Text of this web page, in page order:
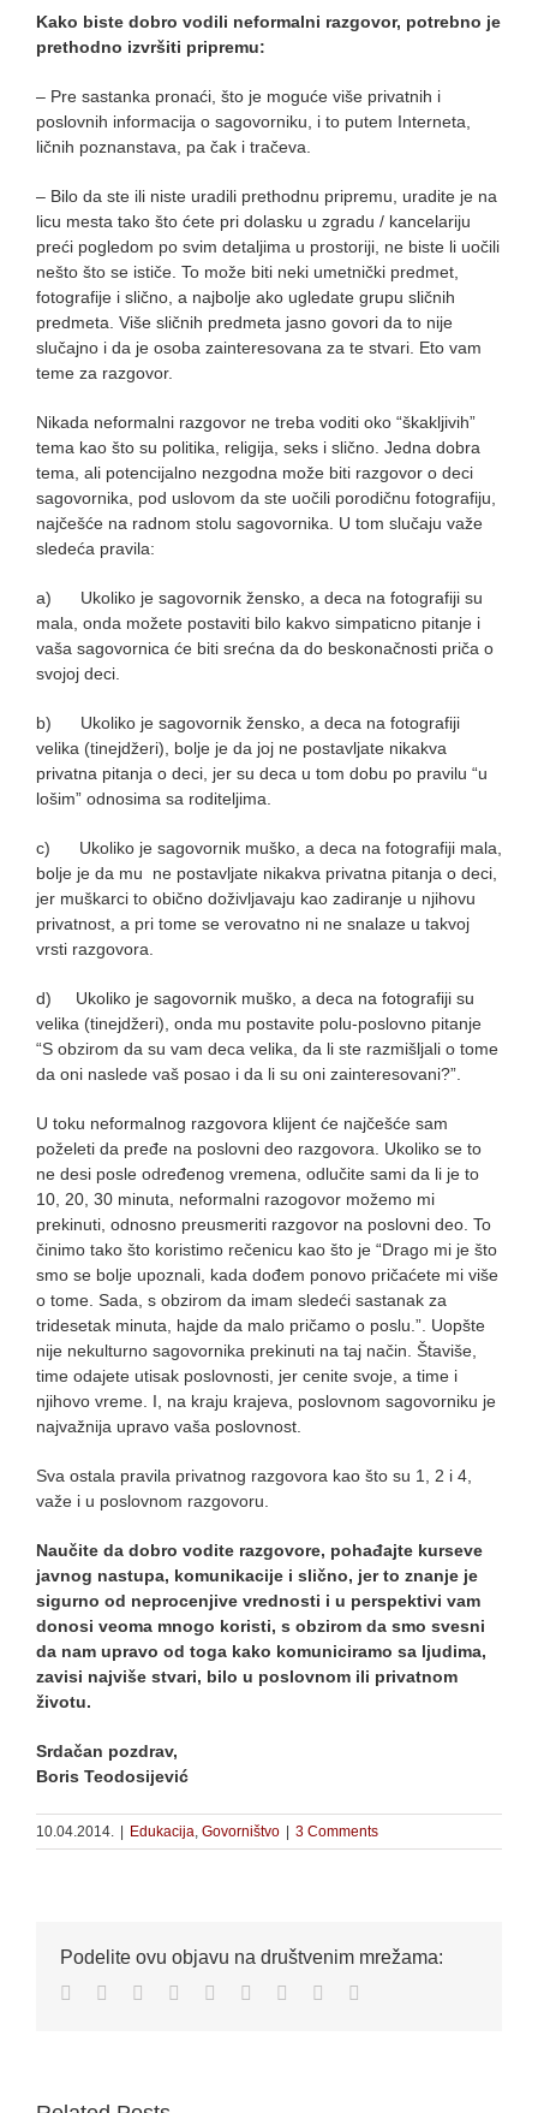
Kako biste dobro vodili neformalni razgovor, potrebno je
prethodno izvršiti pripremu:
– Pre sastanka pronaći, što je moguće više privatnih i
poslovnih informacija o sagovorniku, i to putem Interneta,
ličnih poznanstava, pa čak i tračeva.
– Bilo da ste ili niste uradili prethodnu pripremu, uradite je na
licu mesta tako što ćete pri dolasku u zgradu / kancelariju
preći pogledom po svim detaljima u prostoriji, ne biste li uočili
nešto što se ističe. To može biti neki umetnički predmet,
fotografije i slično, a najbolje ako ugledate grupu sličnih
predmeta. Više sličnih predmeta jasno govori da to nije
slučajno i da je osoba zainteresovana za te stvari. Eto vam
teme za razgovor.
Nikada neformalni razgovor ne treba voditi oko “škakljivih”
tema kao što su politika, religija, seks i slično. Jedna dobra
tema, ali potencijalno nezgodna može biti razgovor o deci
sagovornika, pod uslovom da ste uočili porodičnu fotografiju,
najčešće na radnom stolu sagovornika. U tom slučaju važe
sledeća pravila:
a) Ukoliko je sagovornik žensko, a deca na fotografiji su
mala, onda možete postaviti bilo kakvo simpaticno pitanje i
vaša sagovornica će biti srećna da do beskonačnosti priča o
svojoj deci.
b) Ukoliko je sagovornik žensko, a deca na fotografiji
velika (tinejdžeri), bolje je da joj ne postavljate nikakva
privatna pitanja o deci, jer su deca u tom dobu po pravilu “u
lošim” odnosima sa roditeljima.
c) Ukoliko je sagovornik muško, a deca na fotografiji mala,
bolje je da mu ne postavljate nikakva privatna pitanja o deci,
jer muškarci to obično doživljavaju kao zadiranje u njihovu
privatnost, a pri tome se verovatno ni ne snalaze u takvoj
vrsti razgovora.
d) Ukoliko je sagovornik muško, a deca na fotografiji su
velika (tinejdžeri), onda mu postavite polu-poslovno pitanje
“S obzirom da su vam deca velika, da li ste razmišljali o tome
da oni naslede vaš posao i da li su oni zainteresovani?”.
U toku neformalnog razgovora klijent će najčešće sam
poželeti da pređe na poslovni deo razgovora. Ukoliko se to
ne desi posle određenog vremena, odlučite sami da li je to
10, 20, 30 minuta, neformalni razogovor možemo mi
prekinuti, odnosno preusmeriti razgovor na poslovni deo. To
činimo tako što koristimo rečenicu kao što je “Drago mi je što
smo se bolje upoznali, kada dođem ponovo pričaćete mi više
o tome. Sada, s obzirom da imam sledeći sastanak za
tridesetak minuta, hajde da malo pričamo o poslu.”. Uopšte
nije nekulturno sagovornika prekinuti na taj način. Štaviše,
time odajete utisak poslovnosti, jer cenite svoje, a time i
njihovo vreme. I, na kraju krajeva, poslovnom sagovorniku je
najvažnija upravo vaša poslovnost.
Sva ostala pravila privatnog razgovora kao što su 1, 2 i 4,
važe i u poslovnom razgovoru.
Naučite da dobro vodite razgovore, pohađajte kurseve
javnog nastupa, komunikacije i slično, jer to znanje je
sigurno od neprocenjive vrednosti i u perspektivi vam
donosi veoma mnogo koristi, s obzirom da smo svesni
da nam upravo od toga kako komuniciramo sa ljudima,
zavisi najviše stvari, bilo u poslovnom ili privatnom
životu.
Srdačan pozdrav,
Boris Teodosijević
10.04.2014. Edukacija, Govorništvo 3 Comments
Podelite ovu objavu na društvenim mrežama:
Facebook
TwitterReddit LinkedInWhatsApp
TumblrPinterest